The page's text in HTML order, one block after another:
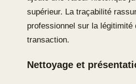
supérieur. La traçabilité
professionnel sur la légitimité
transaction.
Nettoyage et